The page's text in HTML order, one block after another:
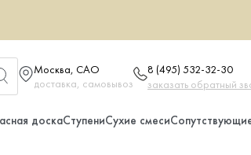
Москва, САО
доставка, самовывоз
8 (495) 532-32-30
заказать обратный
доскаСтупениСухие смеси